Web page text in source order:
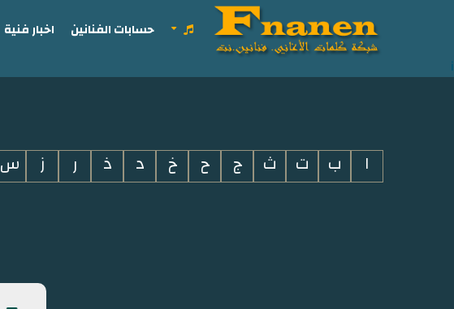
i
حسابات الفنانين اخبار فنية
ا ب ت ث ج ح خ د ذ ر ز س